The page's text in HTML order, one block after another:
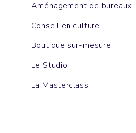
Aménagement de bureaux
Conseil en culture
Boutique sur-mesure
Le Studio
La Masterclass